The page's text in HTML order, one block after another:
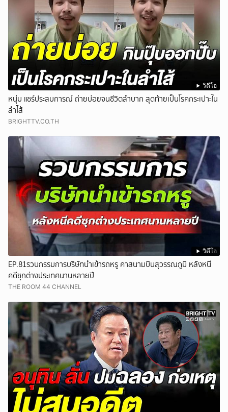
วิดีโอ
หนุ่ม แชร์ประสบการณ์ ถ่ายบ่อยจนชีวิตลำบาก สุดท้ายเป็นโรคกระเปาะใน
ลำไส้
BRIGHTTV.CO.TH
วิดีโอ
EP.81รวบกรรมการบริษัทนำเข้ารถหรู คาสนามบินสุวรรณภูมิ หลังหนี
คดีซุกต่างประเทศนานหลายปี
THE ROOM 44 CHANNEL